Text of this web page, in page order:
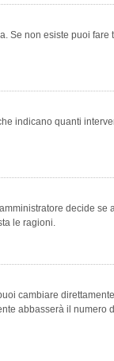
Se non esiste puoi fare
indicano quanti
decide se
le ragioni.
cambiare
abbasserà il numero